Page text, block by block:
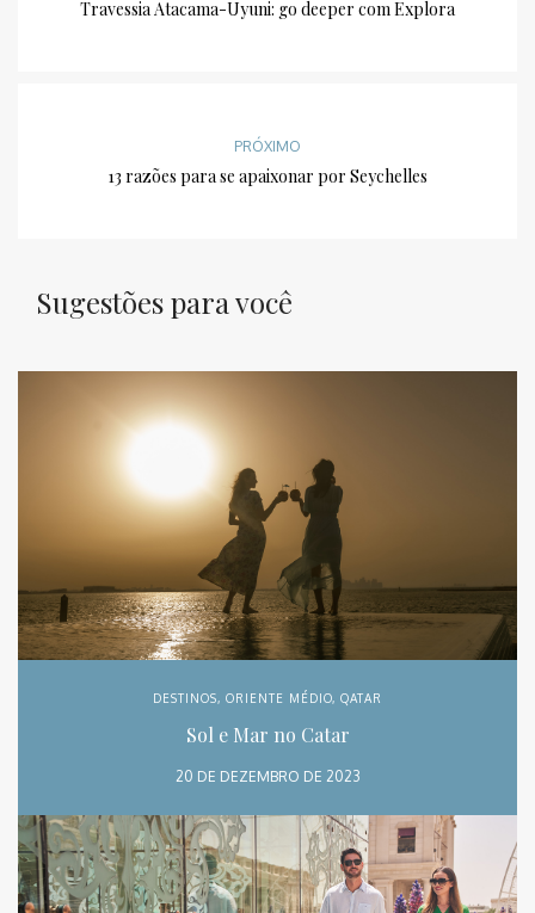
Travessia Atacama-Uyuni: go deeper com Explora
PRÓXIMO
13 razões para se apaixonar por Seychelles
Sugestões para você
DESTINOS, ORIENTE MÉDIO, QATAR
Sol e Mar no Catar
20 DE DEZEMBRO DE 2023